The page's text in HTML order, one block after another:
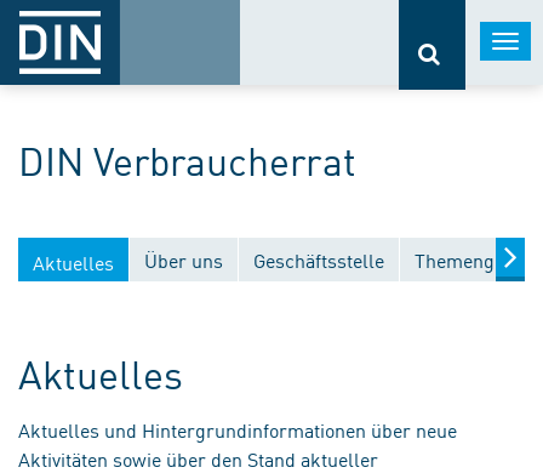
DIN Verbraucherrat
Aktuelles Über uns Geschäftsstelle
Aktuelles
Aktuelles und Hintergrundinformationen über neue
Aktivitäten sowie über den Stand aktueller